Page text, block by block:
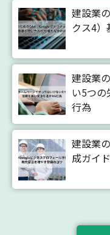
建設業
クス4
建設業
い5つ
行為
建設業
成ガイ